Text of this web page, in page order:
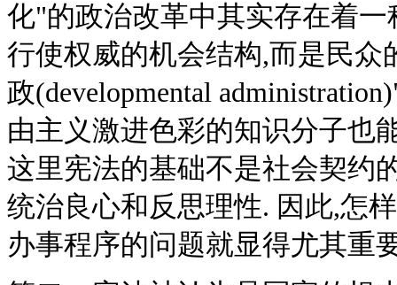
化"的政治改革中其实存在着
行使权威的机会结构,而是民
政(developmental
由主义激进色彩的知识分子也
这里宪法的基础不是社会契约
统治良心和反思理性. 因此,怎
办事程序的问题就显得尤其重